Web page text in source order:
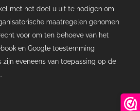
met het doel u uit te nodigen om
maatregelen genomen
voor om ten behoeve van het
en Google toestemming
eveneens van toepassing op de